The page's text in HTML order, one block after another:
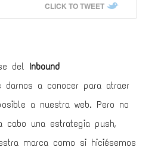
CLICK TO TWEET
del Inbound
darnos a conocer para atraer
a nuestra web. Pero no
una estrategia push,
marca como si hiciésemos